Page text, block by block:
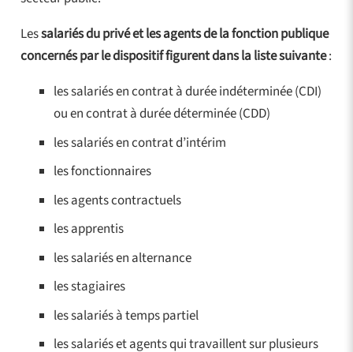
Lessalariés du privé et les agents de la fonction publique
concernés par le dispositif figurent dans la liste suivante:
les salariés en contrat à durée indéterminée (CDI)
ou en contrat à durée déterminée (CDD)
les salariés en contrat d’intérim
les fonctionnaires
les agents contractuels
les apprentis
les salariés en alternance
les stagiaires
les salariés à temps partiel
les salariés et agents qui travaillent sur plusieurs